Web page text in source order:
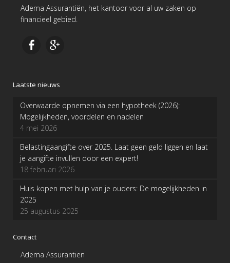
Adema Assurantiën, het kantoor voor al uw zaken op
financieel gebied.
Laatste nieuws
Overwaarde opnemen via een hypotheek (2026):
Mogelijkheden, voordelen en nadelen
4 mei 2026
Belastingaangifte over 2025. Laat geen geld liggen en laat
je aangifte invullen door een expert!
18 februari 2026
Huis kopen met hulp van je ouders: De mogelijkheden in
2025
25 augustus 2025
Contact
Adema Assurantiën